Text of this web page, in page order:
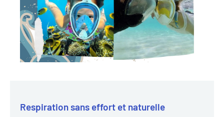
Respiration sans effort et naturelle